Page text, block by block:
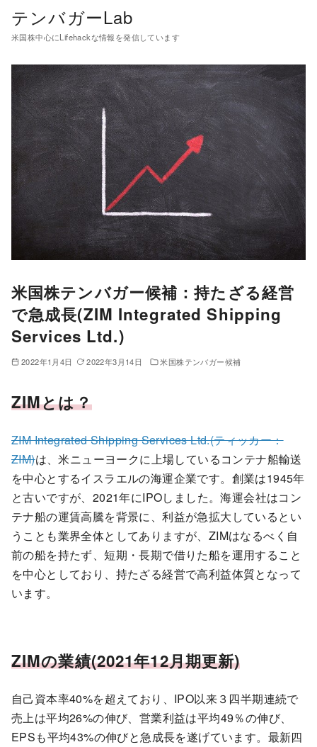
テンバガーLab
米国株中心にLifehackな情報を発信しています
米国株テンバガー候補：持たざる経営
で急成長(ZIM Integrated Shipping
Services Ltd.)
2022年1月4日 2022年3月14日 米国株テンバガー候補
ZIMとは？
ZIM Integrated Shipping Services Ltd.(ティッカー：
ZIM)は、米ニューヨークに上場しているコンテナ船輸送
を中心とするイスラエルの海運企業です。創業は1945年
と古いですが、2021年にIPOしました。海運会社はコン
テナ船の運賃高騰を背景に、利益が急拡大しているとい
うことも業界全体としてありますが、ZIMはなるべく自
前の船を持たず、短期・長期で借りた船を運用すること
を中心としており、持たざる経営で高利益体質となって
います。
ZIMの業績(2021年12月期更新)
自己資本率40%を超えており、IPO以来３四半期連続で
売上は平均26%の伸び、営業利益は平均49％の伸び、
EPSも平均43%の伸びと急成長を遂げています。最新四